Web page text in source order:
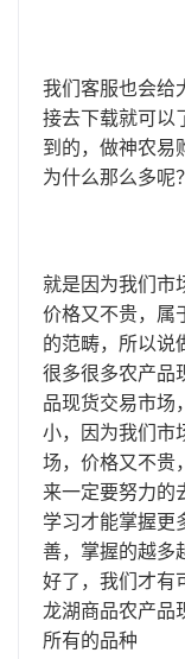
我们客服也会给
接去下载就可以
到的，做神农易
为什么那么多呢？
就是因为我们市
价格又不贵，属
的范畴，所以说
很多很多农产品
品现货交易市场
小，因为我们市
场，价格又不贵
来一定要努力的
学习才能掌握更
善，掌握的越多
好了，我们才有
龙湖商品农产品
所有的品种